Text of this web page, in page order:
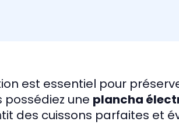
est essentiel pour
possédiez une plancha
des cuissons parfaites et